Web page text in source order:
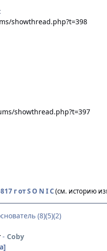
showthread.php?t=398
showthread.php?t=397
17 гот S O N I C(см. историю
(8)(5)(2)
- Coby